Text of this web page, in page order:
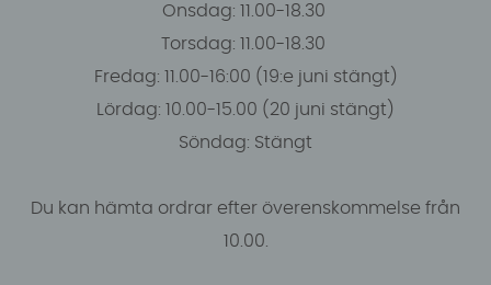
Onsdag: 11.00-18.30
Torsdag: 11.00-18.30
Fredag: 11.00-16:00 (19:e juni stängt)
Lördag: 10.00-15.00 (20 juni stängt)
Söndag: Stängt
Du kan hämta ordrar efter överenskommelse från
10.00.